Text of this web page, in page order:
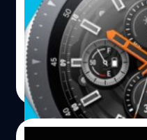
Galaxy Watch 3" ที่เตรี
Galaxy Note 20 และ
Unpacked สิงหาคมนี้ ซึ่ง
จากไหน มาจากเอกสารก
เครื่องโทรคมนาคม จาก
แล้วว่า Samsung
หน้าจอ คือรุ่น 41มม.
พร้อมกับ bezel ที่หมุนได้เ
ชาคริต ทองสัมฤทธิ์| 2253
Read More